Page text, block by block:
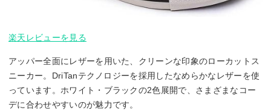
楽天レビューを見る
アッパー全面にレザーを用いた、クリーンな印象のローカットス
ニーカー。DriTanテクノロジーを採用したなめらかなレザーを使
っています。ホワイト・ブラックの2色展開で、さまざまなコー
デに合わせやすいのが魅力です。